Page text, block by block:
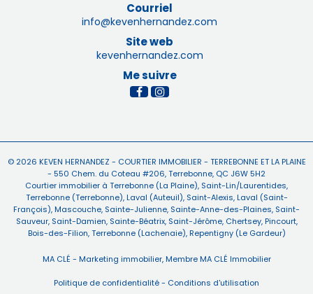
Courriel
info@kevenhernandez.com
Site web
kevenhernandez.com
Me suivre
© 2026 KEVEN HERNANDEZ - COURTIER IMMOBILIER - TERREBONNE ET LA PLAINE
- 550 Chem. du Coteau #206, Terrebonne, QC J6W 5H2
Courtier immobilier à Terrebonne (La Plaine), Saint-Lin/Laurentides,
Terrebonne (Terrebonne),Laval (Auteuil),Saint-Alexis,Laval (Saint-
François), Mascouche, Sainte-Julienne, Sainte-Anne-des-Plaines, Saint-
Sauveur,Saint-Damien,Sainte-Béatrix,Saint-Jérôme,Chertsey,Pincourt,
Bois-des-Filion,Terrebonne (Lachenaie),Repentigny (Le Gardeur)
MA CLÉ - Marketing immobilier, Membre MA CLÉ Immobilier
Politique de confidentialité- Conditions d'utilisation